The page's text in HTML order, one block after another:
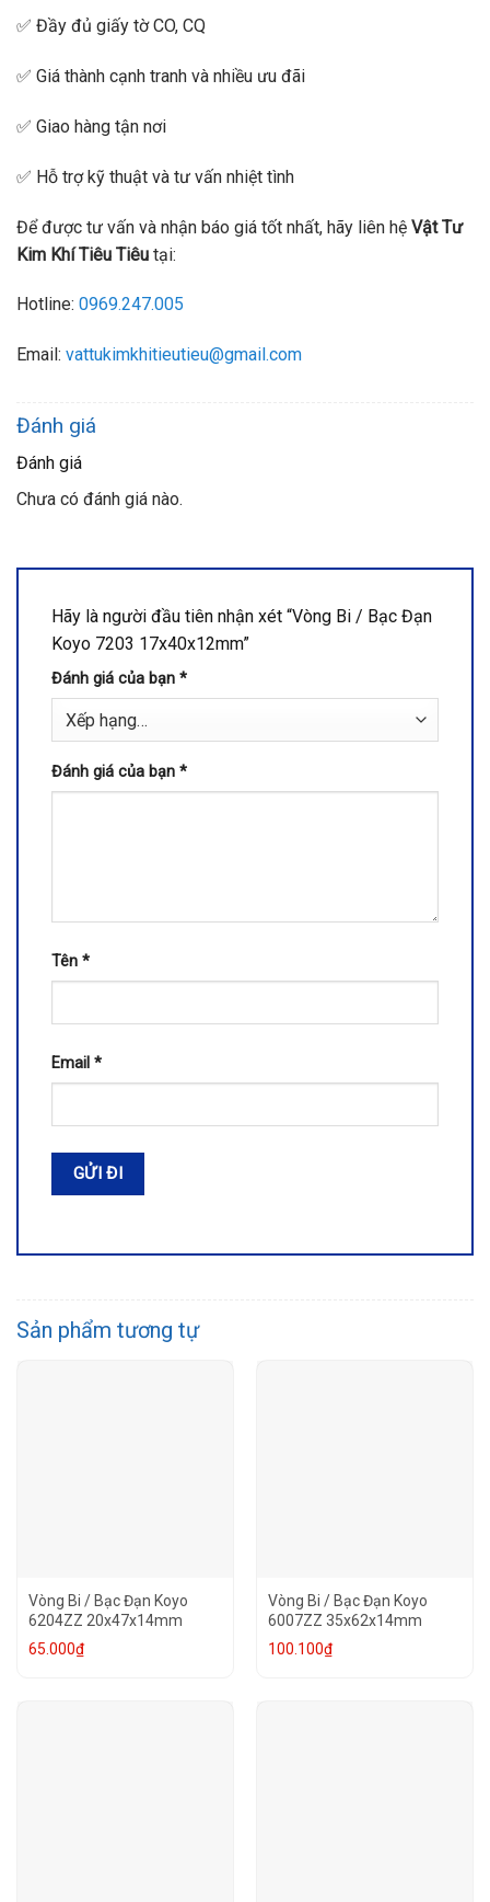
✅ Đầy đủ giấy tờ CO, CQ
✅ Giá thành cạnh tranh và nhiều ưu đãi
✅ Giao hàng tận nơi
✅ Hỗ trợ kỹ thuật và tư vấn nhiệt tình
Để được tư vấn và nhận báo giá tốt nhất, hãy liên hệ Vật Tư
Kim Khí Tiêu Tiêu tại:
Hotline: 0969.247.005
Email: vattukimkhitieutieu@gmail.com
Đánh giá
Đánh giá
Chưa có đánh giá nào.
Hãy là người đầu tiên nhận xét “Vòng Bi / Bạc Đạn
Koyo 7203 17x40x12mm”
Đánh giá của bạn *
Đánh giá của bạn *
Tên *
Email *
Sản phẩm tương tự
Vòng Bi / Bạc Đạn Koyo
6204ZZ 20x47x14mm
65.000₫
Vòng Bi / Bạc Đạn Koyo
6007ZZ 35x62x14mm
100.100₫